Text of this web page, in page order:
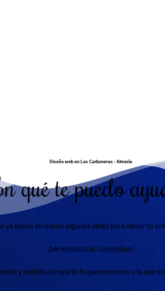
Diseño web en Las Carboneras - Almería
qué te puedo
ya tienes en mente algunas ideas para elevar tu
¡Me encantaría conocerlas!
y podrás compartir lo que necesitas o lo que